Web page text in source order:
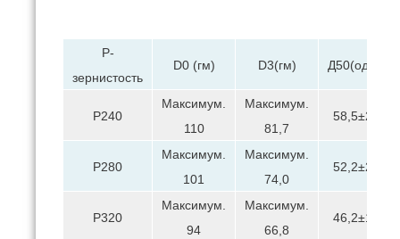
P-
зернистость
D0 (гм) D3(гм) Д50(один)
P240
Максимум.
110
Максимум.
81,7
58,5±2,0
P280
Максимум.
101
Максимум.
74,0
52,2±2,0
Р320
Максимум.
94
Максимум.
66,8
46,2±1,5